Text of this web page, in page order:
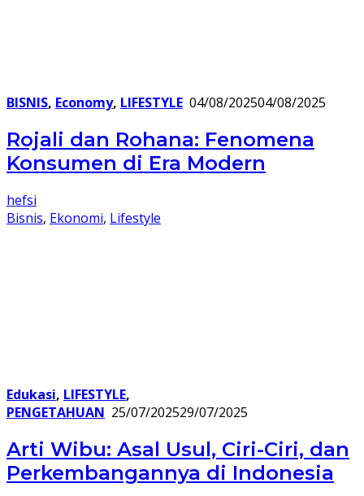
BISNIS, Economy, LIFESTYLE 04/08/202504/08/2025
Rojali dan Rohana: Fenomena
Konsumen di Era Modern
hefsi
Bisnis, Ekonomi, Lifestyle
Edukasi, LIFESTYLE,
PENGETAHUAN 25/07/202529/07/2025
Arti Wibu: Asal Usul, Ciri-Ciri, dan
Perkembangannya di Indonesia